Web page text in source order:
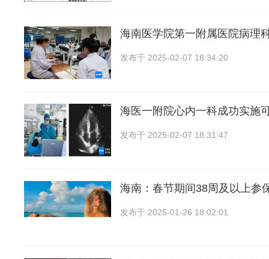
海南医学院第一附属医院病理
发布于 2025-02-07 18:34:20
海医一附院心内一科成功实施
发布于 2025-02-07 18:31:47
海南：春节期间38周及以上参
发布于 2025-01-26 18:02:01